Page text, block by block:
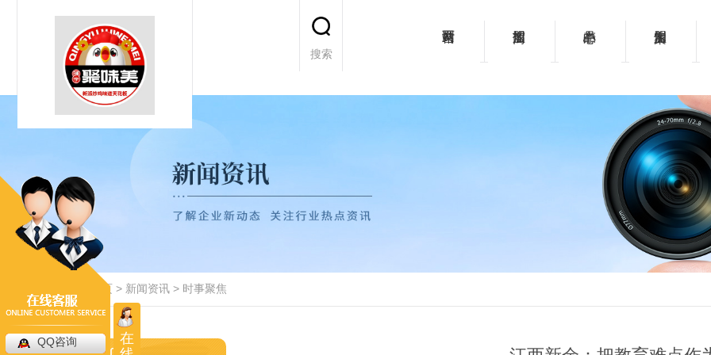
搜索
首页 > 新闻资讯 > 时事聚焦
在
QQ咨询